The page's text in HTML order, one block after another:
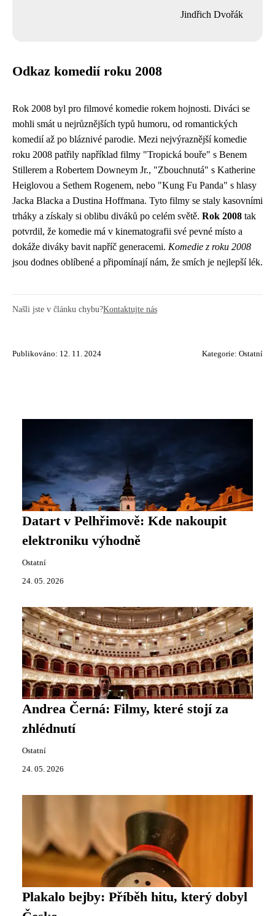
Jindřich Dvořák
Odkaz komedií roku 2008
Rok 2008 byl pro filmové komedie rokem hojnosti. Diváci se
mohli smát u nejrůznějších typů humoru, od romantických
komedií až po bláznivé parodie. Mezi nejvýraznější komedie
roku 2008 patřily například filmy "Tropická bouře" s Benem
Stillerem a Robertem Downeym Jr., "Zbouchnutá" s Katherine
Heiglovou a Sethem Rogenem, nebo "Kung Fu Panda" s hlasy
Jacka Blacka a Dustina Hoffmana. Tyto filmy se staly kasovními
trháky a získaly si oblibu diváků po celém světě. Rok 2008 tak
potvrdil, že komedie má v kinematografii své pevné místo a
dokáže diváky bavit napříč generacemi. Komedie z roku 2008
jsou dodnes oblíbené a připomínají nám, že smích je nejlepší lék.
Našli jste v článku chybu?Kontaktujte nás
Publikováno: 12. 11. 2024 Kategorie: Ostatní
Datart v Pelhřimově: Kde nakoupit
elektroniku výhodně
Ostatní
24. 05. 2026
Andrea Černá: Filmy, které stojí za
zhlédnutí
Ostatní
24. 05. 2026
Plakalo bejby: Příběh hitu, který dobyl